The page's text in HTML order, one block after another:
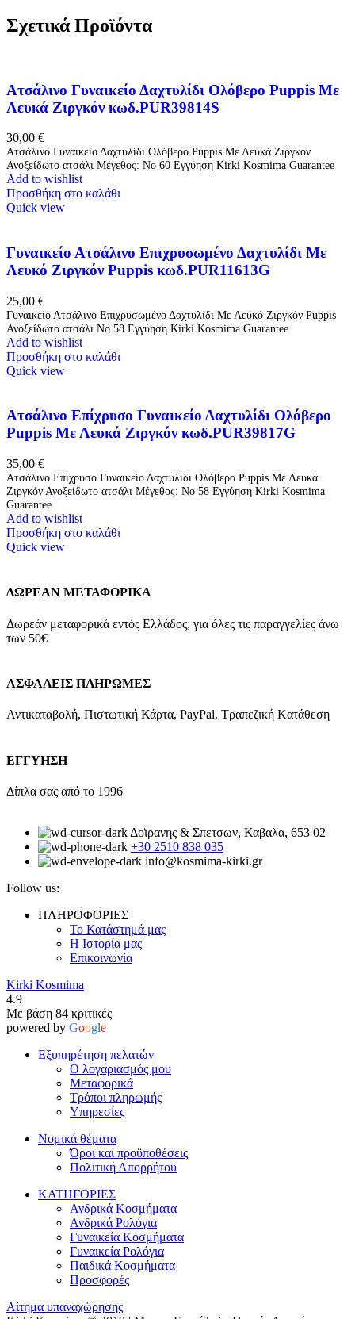
Σχετικά Προϊόντα
Ατσάλινο Γυναικείο Δαχτυλίδι Ολόβερο Puppis Με
Λευκά Ζιργκόν κωδ.PUR39814S
30,00 €
Ατσάλινο Γυναικείο Δαχτυλίδι Ολόβερο Puppis Με Λευκά Ζιργκόν
Ανοξείδωτο ατσάλι Μέγεθος: Νο 60 Εγγύηση Kirki Kosmima Guarantee
Add to wishlist
Προσθήκη στο καλάθι
Quick view
Γυναικείο Ατσάλινο Επιχρυσωμένο Δαχτυλίδι Με
Λευκό Ζιργκόν Puppis κωδ.PUR11613G
25,00 €
Γυναικείο Ατσάλινο Επιχρυσωμένο Δαχτυλίδι Με Λευκό Ζιργκόν Puppis
Ανοξείδωτο ατσάλι Νο 58 Εγγύηση Kirki Kosmima Guarantee
Add to wishlist
Προσθήκη στο καλάθι
Quick view
Ατσάλινο Επίχρυσο Γυναικείο Δαχτυλίδι Ολόβερο
Puppis Με Λευκά Ζιργκόν κωδ.PUR39817G
35,00 €
Ατσάλινο Επίχρυσο Γυναικείο Δαχτυλίδι Ολόβερο Puppis Με Λευκά
Ζιργκόν Ανοξείδωτο ατσάλι Μέγεθος: Νο 58 Εγγύηση Kirki Kosmima
Guarantee
Add to wishlist
Προσθήκη στο καλάθι
Quick view
ΔΩΡΕΑΝ ΜΕΤΑΦΟΡΙΚΑ
Δωρεάν μεταφορικά εντός Ελλάδος, για όλες τις παραγγελίες άνω
των 50€
ΑΣΦΑΛΕΙΣ ΠΛΗΡΩΜΕΣ
Αντικαταβολή, Πιστωτική Κάρτα, PayPal, Τραπεζική Kατάθεση
ΕΓΓΥΗΣΗ
Δίπλα σας από το 1996
Δοϊρανης & Σπετσων, Καβαλα, 653 02
+30 2510 838 035
info@kosmima-kirki.gr
Follow us:
ΠΛΗΡΟΦΟΡΙΕΣ
Το Κατάστημά μας
Η Ιστορία μας
Επικοινωνία
Kirki Kosmima
4.9
Με βάση 84 κριτικές
powered by Google
Εξυπηρέτηση πελατών
Ο λογαριασμός μου
Μεταφορικά
Τρόποι πληρωμής
Υπηρεσίες
Νομικά θέματα
Όροι και προϋποθέσεις
Πολιτική Απορρήτου
ΚΑΤΗΓΟΡΙΕΣ
Ανδρικά Κοσμήματα
Ανδρικά Ρολόγια
Γυναικεία Κοσμήματα
Γυναικεία Ρολόγια
Παιδικά Κοσμήματα
Προσφορές
Αίτημα υπαναχώρησης